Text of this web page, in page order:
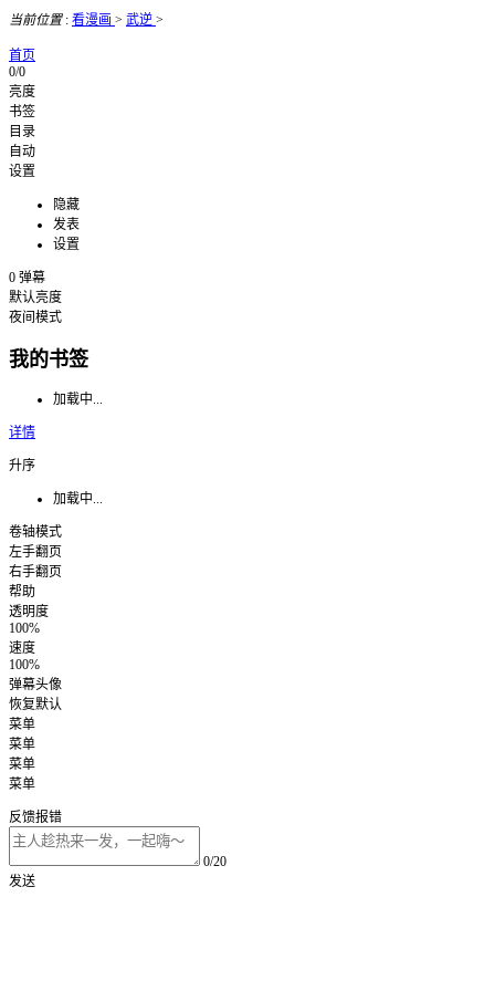
当前位置: 看漫画 > 武逆 >
首页
0/0
亮度
书签
目录
自动
设置
隐藏
发表
设置
0 弹幕
默认亮度
夜间模式
我的书签
加载中...
详情
升序
加载中...
卷轴模式
左手翻页
右手翻页
帮助
透明度
100%
速度
100%
弹幕头像
恢复默认
菜单
菜单
菜单
菜单
反馈报错
0/20
发送